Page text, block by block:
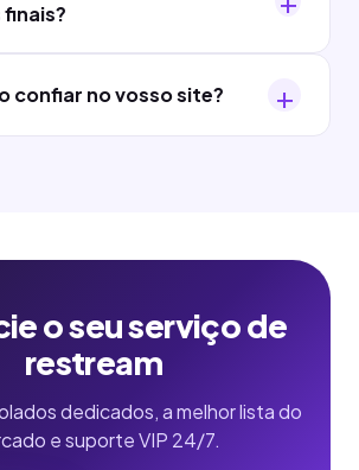
confiar no vosso site?
o seu serviço de
restream
dedicados, a melhor lista do
e suporte VIP 24/7.